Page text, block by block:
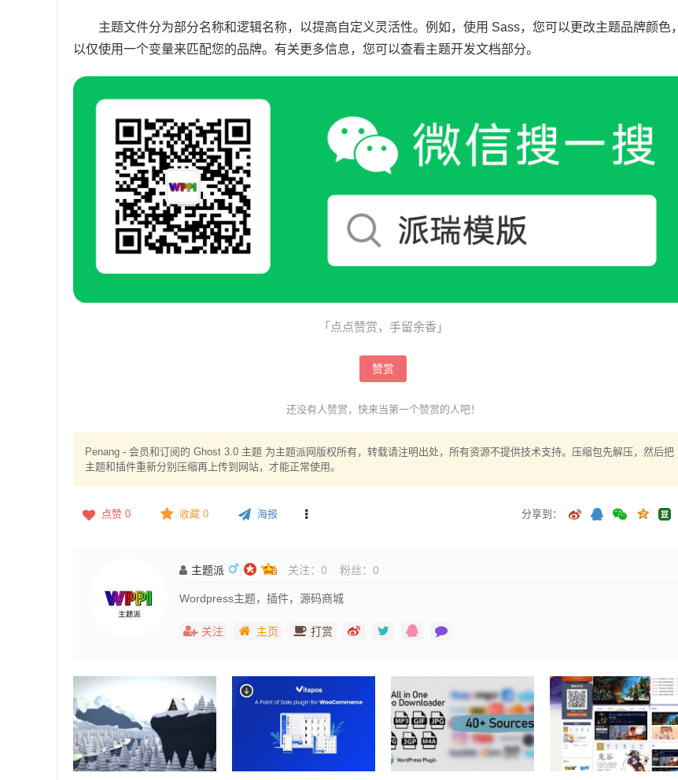
主题文件分为部分名称和逻辑名称，以提高自定义灵活性。例如，使用 Sass，您可以更改主题品牌颜色，
以仅使用一个变量来匹配您的品牌。有关更多信息，您可以查看主题开发文档部分。
「点点赞赏，手留余香」
赞赏
还没有人赞赏，快来当第一个赞赏的人吧！
Penang - 会员和订阅的 Ghost 3.0 主题 为主题派网版权所有，转载请注明出处，所有资源不提供技术支持。压缩包先解压，然后把
主题和插件重新分别压缩再上传到网站，才能正常使用。
点赞 0 收藏 0 海报 分享到：
主题派 关注： 0 粉丝： 0
Wordpress主题，插件，源码商城
关注 主页 打赏